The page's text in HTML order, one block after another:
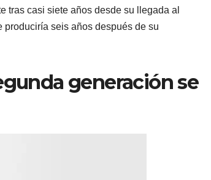
tras casi siete años desde su llegada al
produciría seis años después de su
generación se